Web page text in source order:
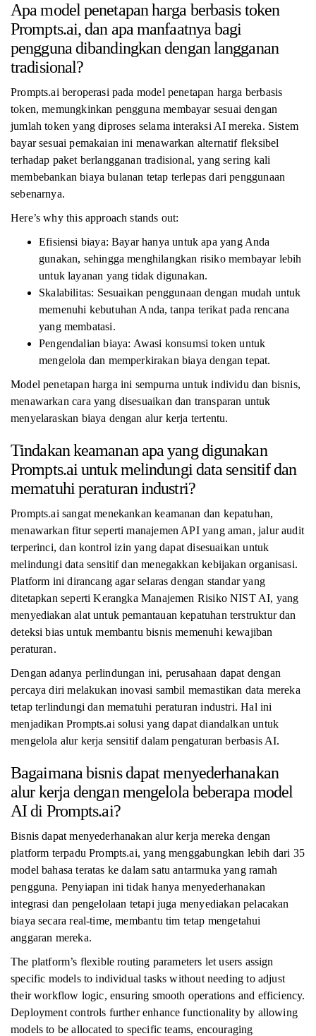
Apa model penetapan harga berbasis token
Prompts.ai, dan apa manfaatnya bagi
pengguna dibandingkan dengan langganan
tradisional?
Prompts.ai beroperasi pada model penetapan harga berbasis
token, memungkinkan pengguna membayar sesuai dengan
jumlah token yang diproses selama interaksi AI mereka. Sistem
bayar sesuai pemakaian ini menawarkan alternatif fleksibel
terhadap paket berlangganan tradisional, yang sering kali
membebankan biaya bulanan tetap terlepas dari penggunaan
sebenarnya.
Here’s why this approach stands out:
Efisiensi biaya: Bayar hanya untuk apa yang Anda
gunakan, sehingga menghilangkan risiko membayar lebih
untuk layanan yang tidak digunakan.
Skalabilitas: Sesuaikan penggunaan dengan mudah untuk
memenuhi kebutuhan Anda, tanpa terikat pada rencana
yang membatasi.
Pengendalian biaya: Awasi konsumsi token untuk
mengelola dan memperkirakan biaya dengan tepat.
Model penetapan harga ini sempurna untuk individu dan bisnis,
menawarkan cara yang disesuaikan dan transparan untuk
menyelaraskan biaya dengan alur kerja tertentu.
Tindakan keamanan apa yang digunakan
Prompts.ai untuk melindungi data sensitif dan
mematuhi peraturan industri?
Prompts.ai sangat menekankan keamanan dan kepatuhan,
menawarkan fitur seperti manajemen API yang aman, jalur audit
terperinci, dan kontrol izin yang dapat disesuaikan untuk
melindungi data sensitif dan menegakkan kebijakan organisasi.
Platform ini dirancang agar selaras dengan standar yang
ditetapkan seperti Kerangka Manajemen Risiko NIST AI, yang
menyediakan alat untuk pemantauan kepatuhan terstruktur dan
deteksi bias untuk membantu bisnis memenuhi kewajiban
peraturan.
Dengan adanya perlindungan ini, perusahaan dapat dengan
percaya diri melakukan inovasi sambil memastikan data mereka
tetap terlindungi dan mematuhi peraturan industri. Hal ini
menjadikan Prompts.ai solusi yang dapat diandalkan untuk
mengelola alur kerja sensitif dalam pengaturan berbasis AI.
Bagaimana bisnis dapat menyederhanakan
alur kerja dengan mengelola beberapa model
AI di Prompts.ai?
Bisnis dapat menyederhanakan alur kerja mereka dengan
platform terpadu Prompts.ai, yang menggabungkan lebih dari 35
model bahasa teratas ke dalam satu antarmuka yang ramah
pengguna. Penyiapan ini tidak hanya menyederhanakan
integrasi dan pengelolaan tetapi juga menyediakan pelacakan
biaya secara real-time, membantu tim tetap mengetahui
anggaran mereka.
The platform’s flexible routing parameters let users assign
specific models to individual tasks without needing to adjust
their workflow logic, ensuring smooth operations and efficiency.
Deployment controls further enhance functionality by allowing
models to be allocated to specific teams, encouraging